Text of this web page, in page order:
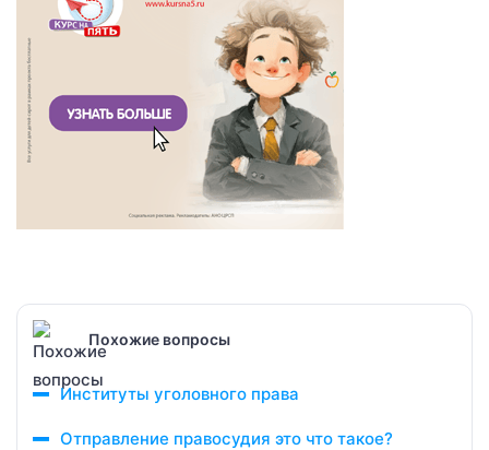
Похожие вопросы
Институты уголовного права
Отправление правосудия это что такое?